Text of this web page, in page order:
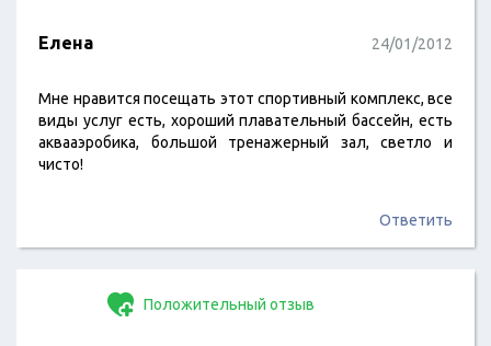
Елена 24/01/2012
Мне нравится посещать этот спортивный комплекс, все
виды услуг есть, хороший плавательный бассейн, есть
аквааэробика, большой тренажерный зал, светло и
чисто!
Ответить
Положительный отзыв